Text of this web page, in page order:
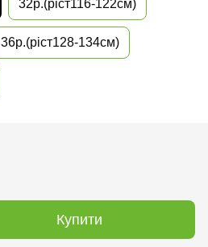
32р.(ріст116-122см)
36р.(ріст128-134см)
Купити